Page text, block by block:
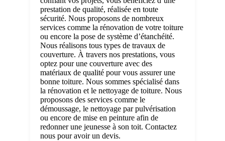
prestation de qualité, réalisée en toute
sécurité. Nous proposons de nombreux
services comme la rénovation de votre toiture
ou encore la pose de système d’étanchéité.
Nous réalisons tous types de travaux de
couverture. À travers nos prestations, vous
optez pour une couverture avec des
matériaux de qualité pour vous assurer une
bonne toiture. Nous sommes spécialisé dans
la rénovation et le nettoyage de toiture. Nous
proposons des services comme le
démoussage, le nettoyage par pulvérisation
ou encore de mise en peinture afin de
redonner une jeunesse à son toit. Contactez
nous pour avoir un devis.